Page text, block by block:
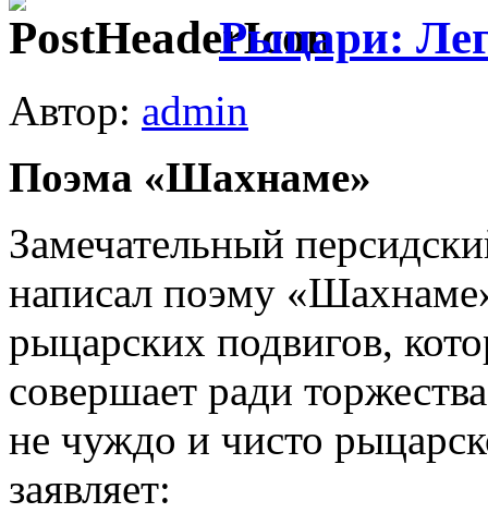
Рыцари:
Автор: admin
Поэма «Шахнаме»
Замечательный
написал поэму
ры­царских подвигов,
совершает ради
не чуждо и чисто
заявляет: